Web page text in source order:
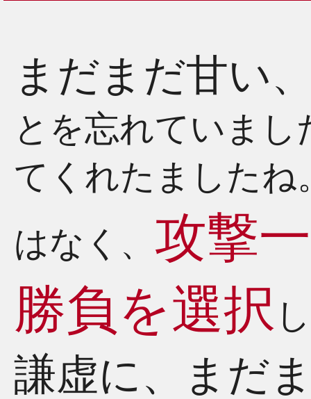
まだまだ甘い
とを忘れていま
てくれたましたね
はなく、 攻撃
勝負を選択
謙虚に、まだ